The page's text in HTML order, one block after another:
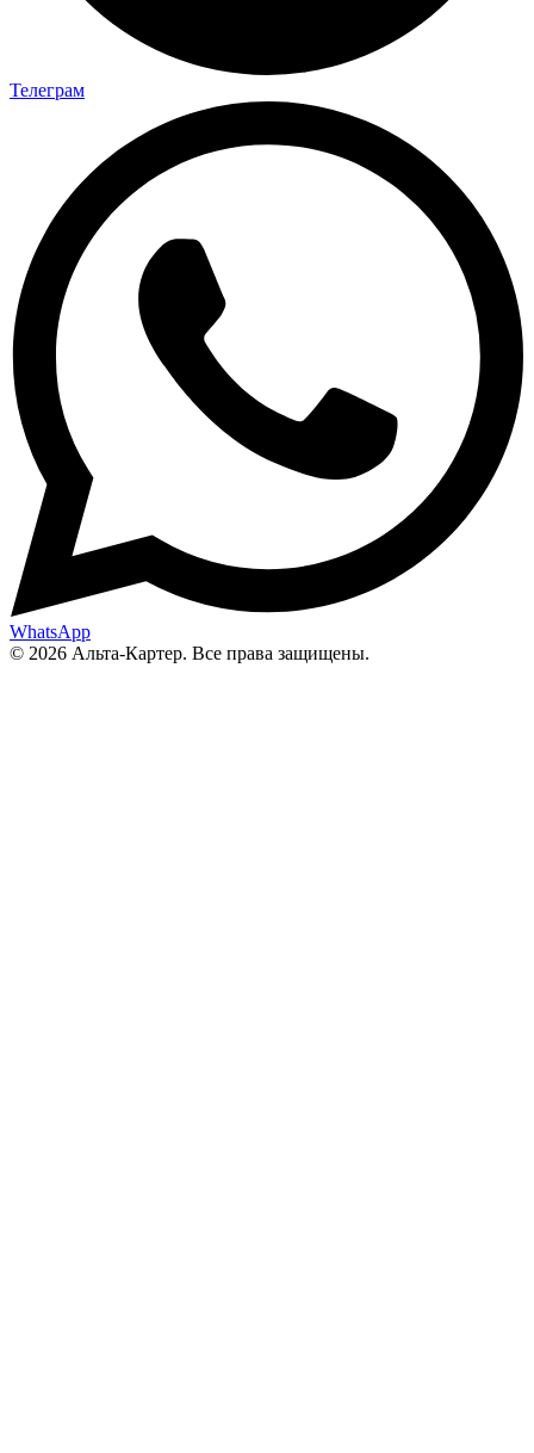
Телеграм
WhatsApp
© 2026 Альта-Картер. Все права защищены.